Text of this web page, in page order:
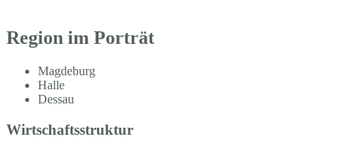
Region im Porträt
Magdeburg
Halle
Dessau
Wirtschaftsstruktur